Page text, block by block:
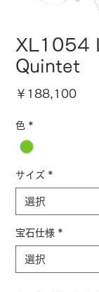
XL1054
Quintet
￥188,100価
色 *
サイズ *
宝石仕様 *